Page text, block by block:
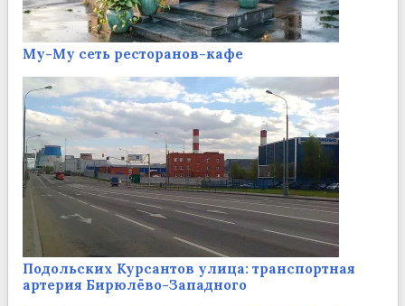
Му-Му сеть ресторанов-кафе
Подольских Курсантов улица: транспортная
артерия Бирюлёво-Западного